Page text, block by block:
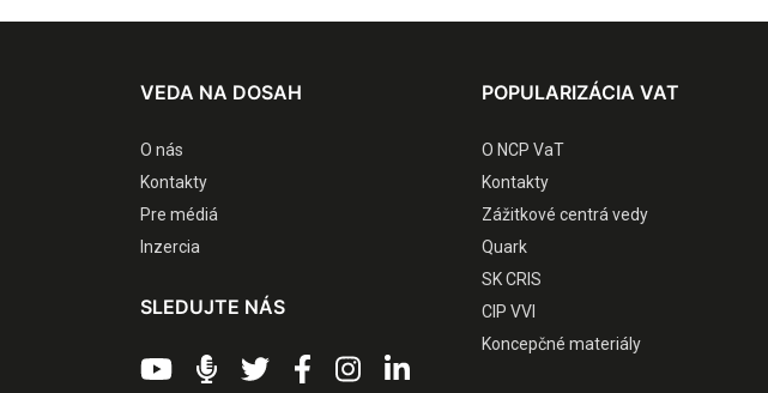
VEDA NA DOSAH
O nás
Kontakty
Pre médiá
Inzercia
SLEDUJTE NÁS
POPULARIZÁCIA VAT
O NCP VaT
Kontakty
Zážitkové centrá vedy
Quark
SK CRIS
CIP VVI
Koncepčné materiály